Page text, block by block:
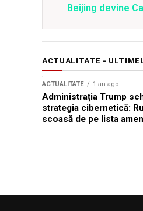
Beijing devine
ACTUALITATE -
ACTUALITATE 1 an ago
Administrația Trump
strategia cibernetică:
scoasă de pe lista